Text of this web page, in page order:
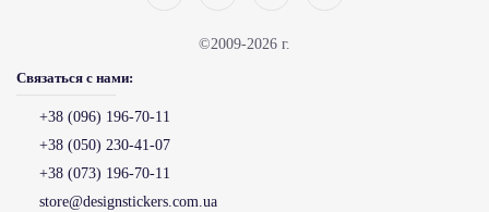
©2009-2026 г.
Связаться с нами:
+38 (096) 196-70-11
+38 (050) 230-41-07
+38 (073) 196-70-11
store@designstickers.com.ua